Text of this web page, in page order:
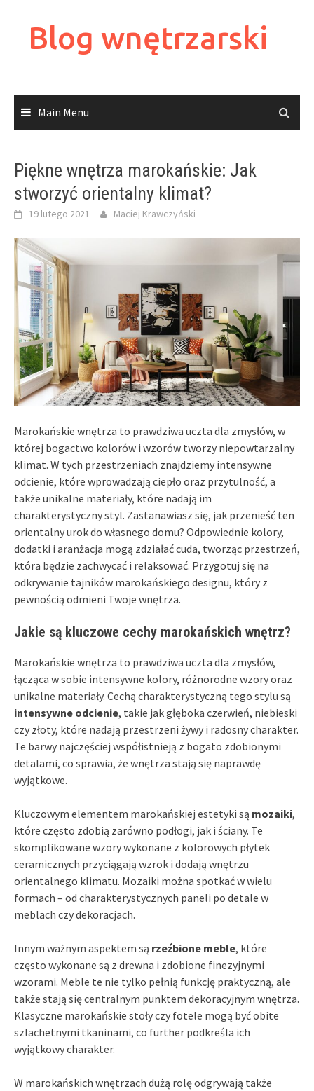
contentBlog wnętrzarski
Main Menu
Piękne wnętrza marokańskie: Jak
stworzyć orientalny klimat?
19 lutego 2021 Maciej Krawczyński
Marokańskie wnętrza to prawdziwa uczta dla zmysłów, w
której bogactwo kolorów i wzorów tworzy niepowtarzalny
klimat. W tych przestrzeniach znajdziemy intensywne
odcienie, które wprowadzają ciepło oraz przytulność, a
także unikalne materiały, które nadają im
charakterystyczny styl. Zastanawiasz się, jak przenieść ten
orientalny urok do własnego domu? Odpowiednie kolory,
dodatki i aranżacja mogą zdziałać cuda, tworząc przestrzeń,
która będzie zachwycać i relaksować. Przygotuj się na
odkrywanie tajników marokańskiego designu, który z
pewnością odmieni Twoje wnętrza.
Jakie są kluczowe cechy marokańskich wnętrz?
Marokańskie wnętrza to prawdziwa uczta dla zmysłów,
łącząca w sobie intensywne kolory, różnorodne wzory oraz
unikalne materiały. Cechą charakterystyczną tego stylu są
intensywne odcienie, takie jak głęboka czerwień, niebieski
czy złoty, które nadają przestrzeni żywy i radosny charakter.
Te barwy najczęściej współistnieją z bogato zdobionymi
detalami, co sprawia, że wnętrza stają się naprawdę
wyjątkowe.
Kluczowym elementem marokańskiej estetyki są mozaiki,
które często zdobią zarówno podłogi, jak i ściany. Te
skomplikowane wzory wykonane z kolorowych płytek
ceramicznych przyciągają wzrok i dodają wnętrzu
orientalnego klimatu. Mozaiki można spotkać w wielu
formach – od charakterystycznych paneli po detale w
meblach czy dekoracjach.
Innym ważnym aspektem są rzeźbione meble, które
często wykonane są z drewna i zdobione finezyjnymi
wzorami. Meble te nie tylko pełnią funkcję praktyczną, ale
także stają się centralnym punktem dekoracyjnym wnętrza.
Klasyczne marokańskie stoły czy fotele mogą być obite
szlachetnymi tkaninami, co further podkreśla ich
wyjątkowy charakter.
W marokańskich wnętrzach dużą rolę odgrywają także